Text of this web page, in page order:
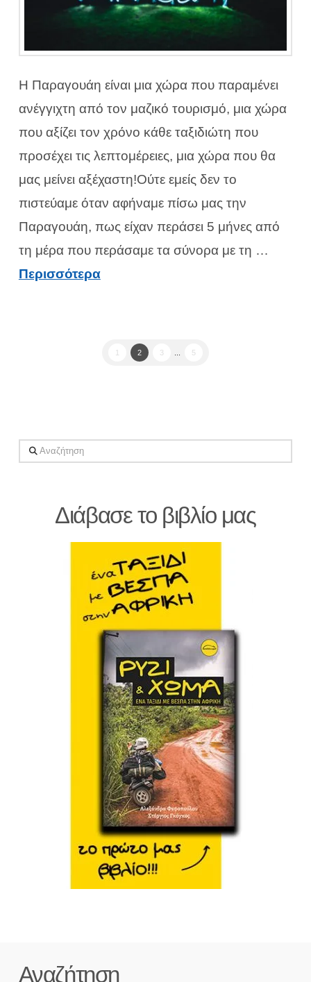
Η Παραγουάη είναι μια χώρα που παραμένει
ανέγγιχτη από τον μαζικό τουρισμό, μια χώρα
που αξίζει τον χρόνο κάθε ταξιδιώτη που
προσέχει τις λεπτομέρειες, μια χώρα που θα
μας μείνει αξέχαστη!Ούτε εμείς δεν το
πιστεύαμε όταν αφήναμε πίσω μας την
Παραγουάη, πως είχαν περάσει 5 μήνες από
τη μέρα που περάσαμε τα σύνορα με τη …
Περισσότερα
1 2 3 5
Αναζήτηση
Διάβασε το βιβλίο μας
Αναζήτηση